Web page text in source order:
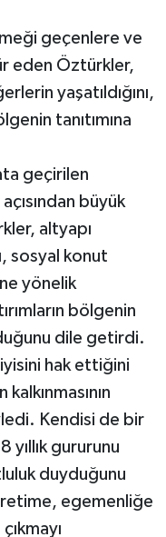
geçenlere ve
eden Öztürkler,
yaşatıldığını,
tanıtımına
geçirilen
büyük
altyapı
sosyal konut
yönelik
bölgenin
dile getirdi.
hak ettiğini
Kendisi de bir
gururunu
duyduğunu
egemenliğe